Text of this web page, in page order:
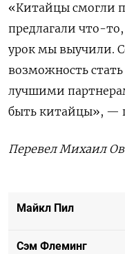
«Китайцы смогли
предлагали что-
урок мы выучили.
возможность
лучшими
быть китайцы», —
Перевел Михаил
Майкл Пил
Сэм Флеминг